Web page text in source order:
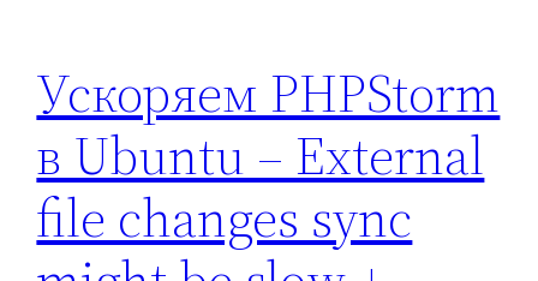
Ускоряем PHPStorm
в Ubuntu – External
file changes sync